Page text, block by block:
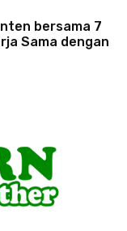
bersama 7
Sama dengan